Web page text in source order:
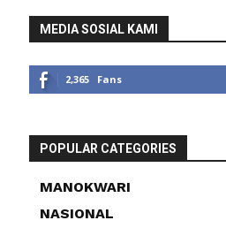
MEDIA SOSIAL KAMI
2,365 Fans
POPULAR CATEGORIES
MANOKWARI
NASIONAL